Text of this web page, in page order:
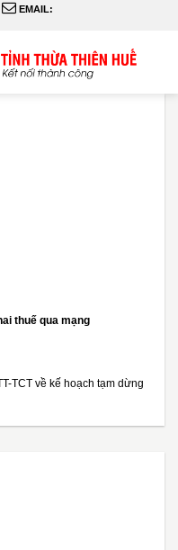
EMAIL:
thuế qua mạng
TCT về kế hoạch tạm dừng